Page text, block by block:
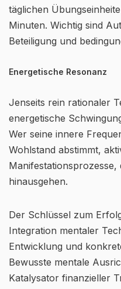
täglichen
Minuten. Wichtig sind
Beteiligung und
Energetische Resonanz
Jenseits rein rationaler
energetische
Wer seine innere
Wohlstand abstimmt,
hinausgehen.
Der Schlüssel zum
Integration mentaler
Entwicklung und
Bewusste mentale
Katalysator finanzieller